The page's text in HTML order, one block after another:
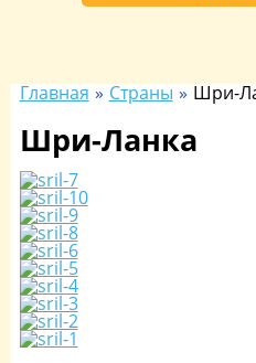
Главная Страны Шри-
Шри-Ланка